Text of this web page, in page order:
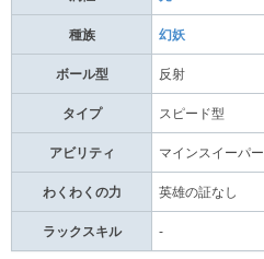
種族 幻妖
ボール型 反射
タイプ スピード型
アビリティ マインスイーパー
わくわくの力 英雄の証なし
ラックスキル -